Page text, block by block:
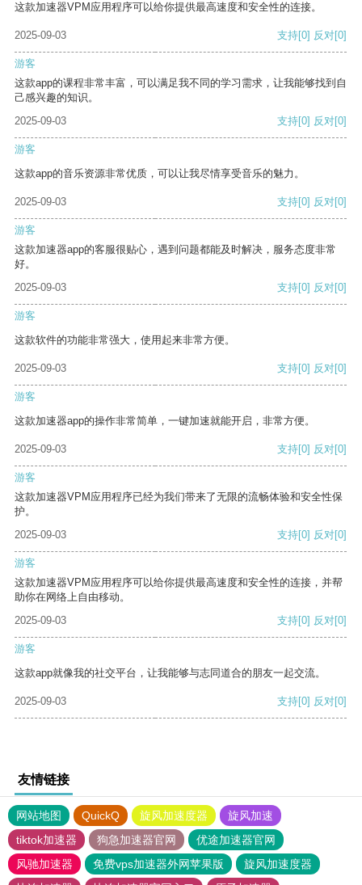
这款加速器VPM应用程序可以给你提供最高速度和安全性的连接。
2025-09-03 支持[0] 反对[0]
游客
这款app的课程非常丰富，可以满足我不同的学习需求，让我能够找到自
己感兴趣的知识。
2025-09-03
支持[0] 反对[0]
游客
这款app的音乐资源非常优质，可以让我尽情享受音乐的魅力。
2025-09-03 支持[0] 反对[0]
游客
这款加速器app的客服很贴心，遇到问题都能及时解决，服务态度非常
好。
2025-09-03
支持[0] 反对[0]
游客
这款软件的功能非常强大，使用起来非常方便。
2025-09-03 支持[0] 反对[0]
游客
这款加速器app的操作非常简单，一键加速就能开启，非常方便。
2025-09-03 支持[0] 反对[0]
游客
这款加速器VPM应用程序已经为我们带来了无限的流畅体验和安全性保
护。
2025-09-03
支持[0] 反对[0]
游客
这款加速器VPM应用程序可以给你提供最高速度和安全性的连接，并帮
助你在网络上自由移动。
2025-09-03
支持[0] 反对[0]
游客
这款app就像我的社交平台，让我能够与志同道合的朋友一起交流。
2025-09-03 支持[0] 反对[0]
友情链接
网站地图 QuickQ 旋风加速度器
旋风加速
tiktok加速器
狗急加速器官网
优途加速器官网
风驰加速器
免费vps加速器外网苹果版
旋风加速度器